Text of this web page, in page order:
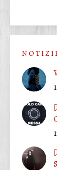
N O T I Z I